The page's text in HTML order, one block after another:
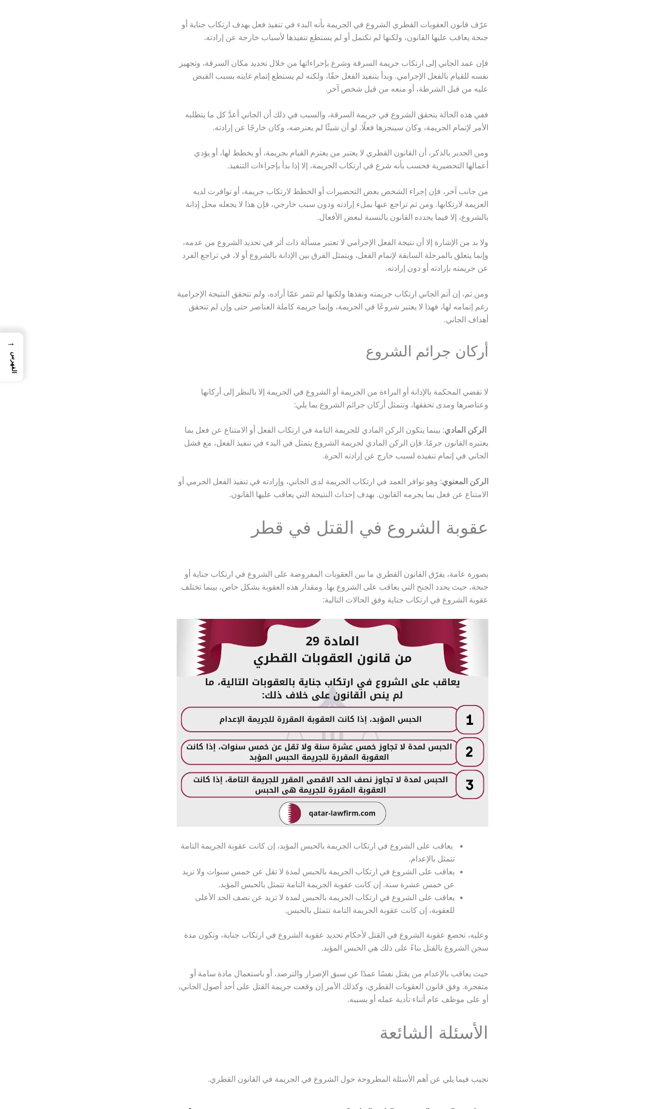
عرّف قانون العقوبات القطري الشروع في الجريمة بأنه البدء في تنفيذ فعل بهدف ارتكاب جناية أو
جنحة يعاقب عليها القانون، ولكنها لم تكتمل أو لم يستطع تنفيذها لأسباب خارجة عن إرادته.
فإن عمد الجاني إلى ارتكاب جريمة السرقة وشرع بإجراءاتها من خلال تحديد مكان السرقة، وتجهيز
نفسه للقيام بالفعل الإجرامي. وبدأ بتنفيذ الفعل حقًا، ولكنه لم يستطع إتمام غايته بسبب القبض
عليه من قبل الشرطة، أو منعه من قبل شخص آخر.
ففي هذه الحالة يتحقق الشروع في جريمة السرقة، والسبب في ذلك أن الجاني أعدَّ كل ما يتطلبه
الأمر لإتمام الجريمة، وكان سينجزها فعلًا. لو أن شيئًا لم يعترضه، وكان خارجًا عن إرادته.
ومن الجدير بالذكر، أن القانون القطري لا يعتبر من يعتزم القيام بجريمة، أو يخطط لها، أو يؤدي
أعمالها التحضيرية فحسب بأنه شرع في ارتكاب الجريمة، إلا إذا بدأ بإجراءات التنفيذ.
من جانب آخر، فإن إجراء الشخص بعض التحضيرات أو الخطط لارتكاب جريمة، أو توافرت لديه
العزيمة لارتكابها. ومن ثم تراجع عنها بملء إرادته ودون سبب خارجي، فإن هذا لا يجعله محل إدانة
بالشروع، إلا فيما يحدده القانون بالنسبة لبعض الأفعال.
ولا بد من الإشارة إلا أن نتيجة الفعل الإجرامي لا تعتبر مسألة ذات أثر في تحديد الشروع من عدمه،
وإنما يتعلق بالمرحلة السابقة لإتمام الفعل، ويتمثل الفرق بين الإدانة بالشروع أو لا، في تراجع الفرد
عن جريمته بإرادته أو دون إرادته.
ومن ثم، إن أتم الجاني ارتكاب جريمته ونفذها ولكنها لم تثمر عمّا أراده، ولم تتحقق النتيجة الإجرامية
رغم إتمامه لها، فهذا لا يعتبر شروعًا في الجريمة، وإنما جريمة كاملة العناصر حتى وإن لم تتحقق
أهداف الجاني.
أركان جرائم الشروع
لا تقضي المحكمة بالإدانة أو البراءة من الجريمة أو الشروع في الجريمة إلا بالنظر إلى أركانها
وعناصرها ومدى تحققها، وتتمثل أركان جرائم الشروع بما يلي:
الركن المادي: بينما يتكون الركن المادي للجريمة التامة في ارتكاب الفعل أو الامتناع عن فعل بما
يعتبره القانون جرمًا. فإن الركن المادي لجريمة الشروع يتمثل في البدء في تنفيذ الفعل، مع فشل
الجاني في إتمام تنفيذه لسبب خارج عن إرادته الحرة.
الركن المعنوي: وهو توافر العمد في ارتكاب الجريمة لدى الجاني، وإرادته في تنفيذ الفعل الجرمي أو
الامتناع عن فعل بما يجرمه القانون. بهدف إحداث النتيجة التي يعاقب عليها القانون.
عقوبة الشروع في القتل في قطر
بصورة عامة، يفرّق القانون القطري ما بين العقوبات المفروضة على الشروع في ارتكاب جناية أو
جنحة، حيث يحدد الجنح التي يعاقب على الشروع بها. ومقدار هذه العقوبة بشكل خاص، بينما تختلف
عقوبة الشروع في ارتكاب جناية وفق الحالات التالية:
يعاقب على الشروع في ارتكاب الجريمة بالحبس المؤبد، إن كانت عقوبة الجريمة التامة
تتمثل بالإعدام.
يعاقب على الشروع في ارتكاب الجريمة بالحبس لمدة لا تقل عن خمس سنوات ولا تزيد
عن خمس عشرة سنة. إن كانت عقوبة الجريمة التامة تتمثل بالحبس المؤبد.
يعاقب على الشروع في ارتكاب الجريمة بالحبس لمدة لا تزيد عن نصف الحد الأعلى
للعقوبة، إن كانت عقوبة الجريمة التامة تتمثل بالحبس.
وعليه، تخضع عقوبة الشروع في القتل لأحكام تحديد عقوبة الشروع في ارتكاب جناية، وتكون مدة
سجن الشروع بالقتل بناءً على ذلك هي الحبس المؤبد.
حيث يعاقب بالإعدام من يقتل نفسًا عمدًا عن سبق الإصرار والترصد، أو باستعمال مادة سامة أو
متفجرة. وفق قانون العقوبات القطري، وكذلك الأمر إن وقعت جريمة القتل على أحد أصول الجاني،
أو على موظف عام أثناء تأدية عمله أو بسببه.
الأسئلة الشائعة
نجيب فيما يلي عن أهم الأسئلة المطروحة حول الشروع في الجريمة في القانون القطري.
→
الفهرس